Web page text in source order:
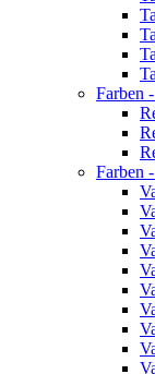
Farben
Farben